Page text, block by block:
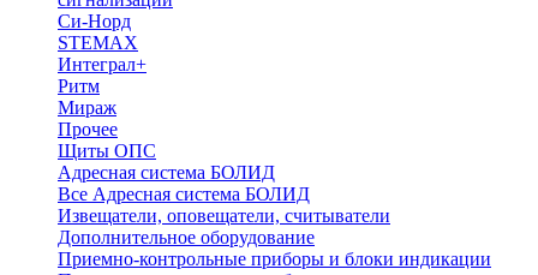
Си-Норд
STEMAX
Интеграл+
Ритм
Мираж
Прочее
Щиты ОПС
Адресная система БОЛИД
Все Адресная система БОЛИД
Извещатели, оповещатели, считыватели
Дополнительное оборудование
Приемно-контрольные приборы и блоки индикации